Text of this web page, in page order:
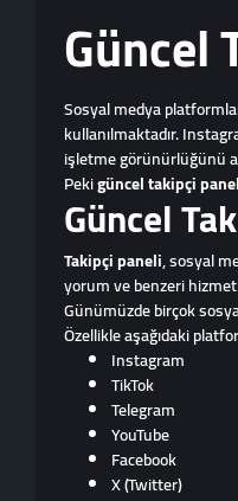
Güncel
Sosyal medya
kullanılmaktadır.
işletme görünürlüğünü
Pekigüncel takipçi
Güncel
Takipçi paneli, sosyal
yorum ve benzeri
Günümüzde birçok
Özellikle aşağıdaki
Instagram
TikTok
Telegram
YouTube
Facebook
X (Twitter)